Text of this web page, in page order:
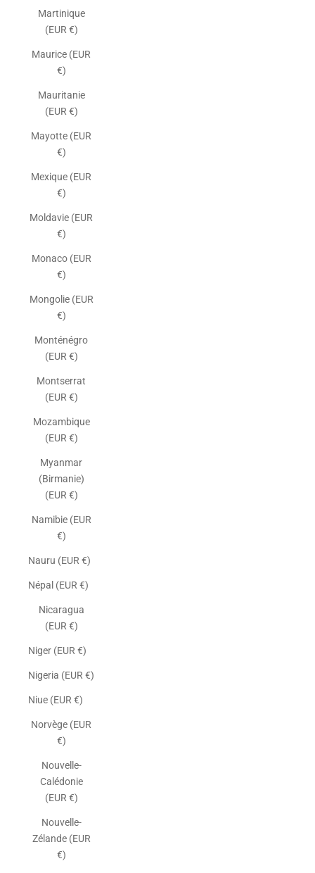
Martinique
(EUR €)
Maurice (EUR
€)
Mauritanie
(EUR €)
Mayotte (EUR
€)
Mexique (EUR
€)
Moldavie (EUR
€)
Monaco (EUR
€)
Mongolie (EUR
€)
Monténégro
(EUR €)
Montserrat
(EUR €)
Mozambique
(EUR €)
Myanmar
(Birmanie)
(EUR €)
Namibie (EUR
€)
Nauru (EUR €)
Népal (EUR €)
Nicaragua
(EUR €)
Niger (EUR €)
Nigeria (EUR €)
Niue (EUR €)
Norvège (EUR
€)
Nouvelle-
Calédonie
(EUR €)
Nouvelle-
Zélande (EUR
€)